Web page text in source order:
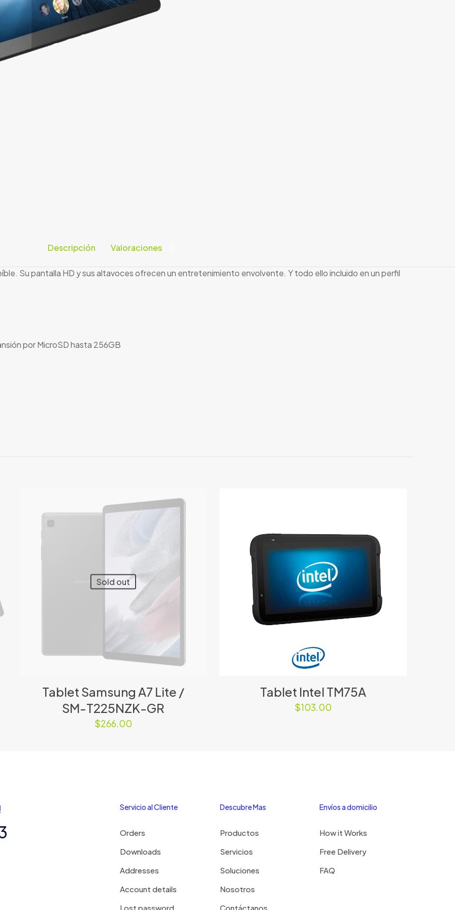
Descripción Valoraciones
Su pantalla HD y sus altavoces ofrecen un entretenimiento envolvente. Y todo ello incluido en un perfil
por MicroSD hasta 256GB
Sold out
Tablet Samsung A7 Lite /
SM-T225NZK-GR
$266.00
Tablet Intel TM75A
$103.00
Servicio al Cliente
Orders
Downloads
Addresses
Account details
Lost password
Descubre Mas
Productos
Servicios
Soluciones
Nosotros
Contáctanos
Envíos a domicilio
How it Works
Free Delivery
FAQ